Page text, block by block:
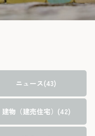
ニュース(43)
建物（建売住宅）(42)